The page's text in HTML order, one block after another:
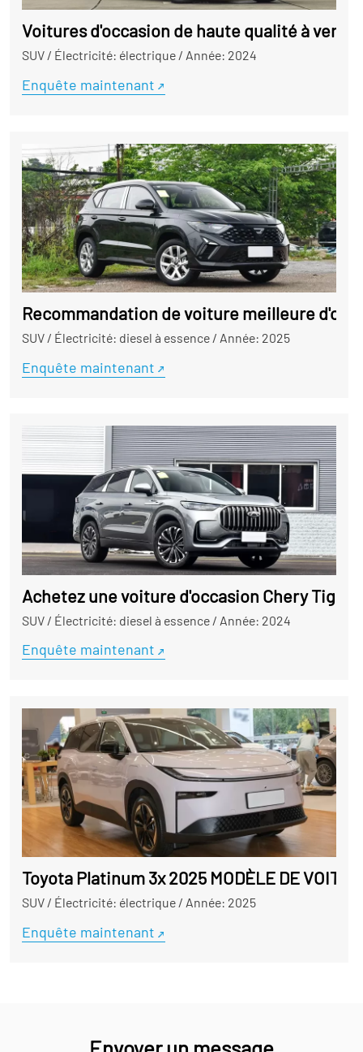
Voitures d'occasion de haute qualité à
SUV/ Électricité: électrique/ Année: 2024
Enquête maintenant
Recommandation de voiture meilleure
SUV/ Électricité: diesel à essence/ Année: 2025
Enquête maintenant
Achetez une voiture d'occasion Chery Tiggo
SUV/ Électricité: diesel à essence/ Année: 2024
Enquête maintenant
Toyota Platinum 3x 2025 MODÈLE DE
SUV/ Électricité: électrique/ Année: 2025
Enquête maintenant